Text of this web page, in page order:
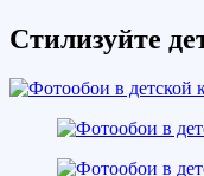
Стилизуйте